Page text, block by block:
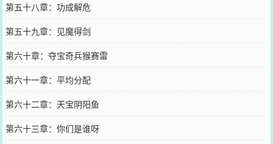
第五十八章：功成解危
第五十九章：见魔得剑
第六十章：夺宝奇兵猴赛雷
第六十一章：平均分配
第六十二章：天宝阴阳鱼
第六十三章：你们是谁呀